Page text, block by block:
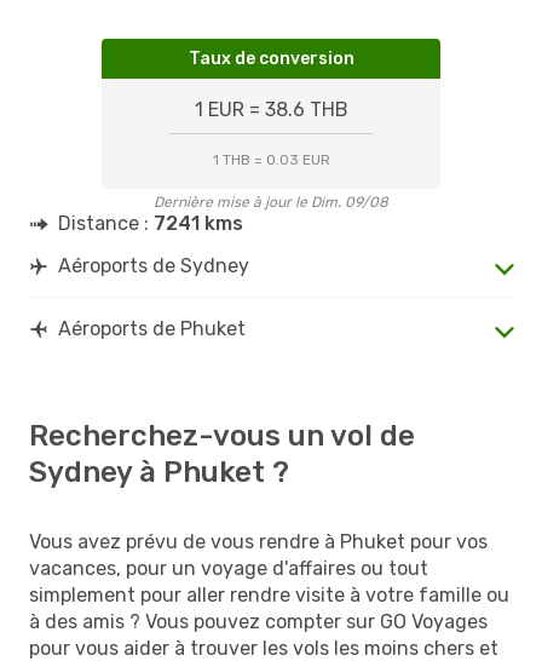
Taux de conversion
1 EUR = 38.6 THB
1 THB = 0.03 EUR
Dernière mise à jour le Dim. 09/08
Distance : 7241 kms
Aéroports de Sydney
Aéroports de Phuket
Recherchez-vous un vol de
Sydney à Phuket ?
Vous avez prévu de vous rendre à Phuket pour vos
vacances, pour un voyage d'affaires ou tout
simplement pour aller rendre visite à votre famille ou
à des amis ? Vous pouvez compter sur GO Voyages
pour vous aider à trouver les vols les moins chers et